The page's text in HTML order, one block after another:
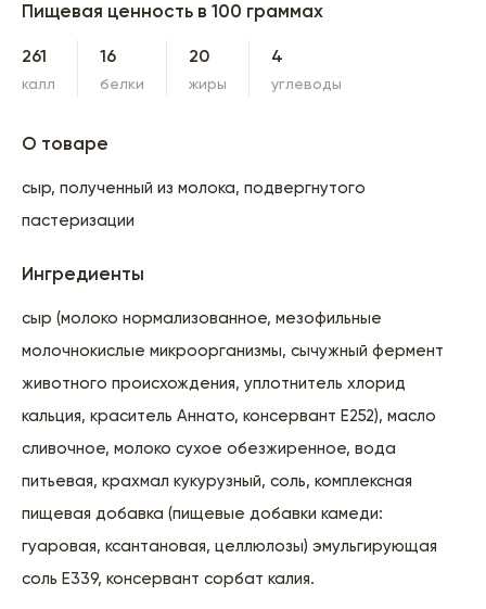
Пищевая ценность в 100 граммах
261
калл
16
белки
20
жиры
4
углеводы
О товаре
сыр, полученный из молока, подвергнутого
пастеризации
Ингредиенты
сыр (молоко нормализованное, мезофильные
молочнокислые микроорганизмы, сычужный фермент
животного происхождения, уплотнитель хлорид
кальция, краситель Аннато, консервант Е252), масло
сливочное, молоко сухое обезжиренное, вода
питьевая, крахмал кукурузный, соль, комплексная
пищевая добавка (пищевые добавки камеди:
гуаровая, ксантановая, целлюлозы) эмульгирующая
соль Е339, консервант сорбат калия.